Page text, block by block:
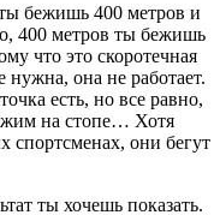
бежишь 400 метров и
400 метров ты бежишь
что это скоротечная
нужна, она не работает.
есть, но все равно,
на стопе… Хотя
спортсменах, они бегут
ты хочешь показать.